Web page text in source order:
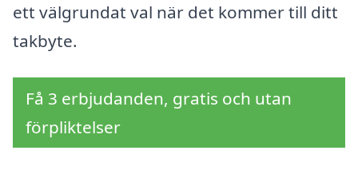
ett välgrundat val när det kommer till ditt
takbyte.
Få 3 erbjudanden, gratis och utan
förpliktelser